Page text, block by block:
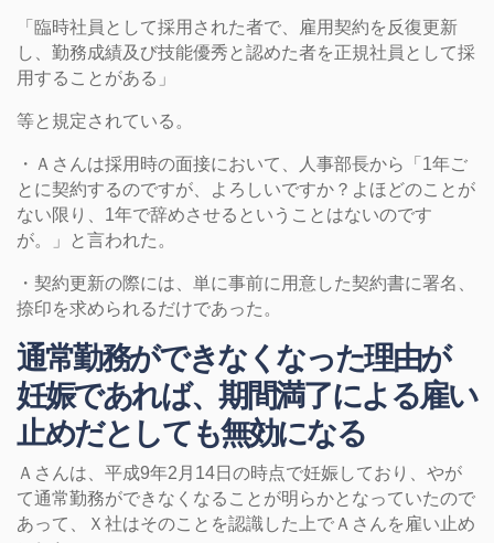
「臨時社員として採用された者で、雇用契約を反復更新
し、勤務成績及び技能優秀と認めた者を正規社員として採
用することがある」
等と規定されている。
・Ａさんは採用時の面接において、人事部長から「1年ご
とに契約するのですが、よろしいですか？よほどのことが
ない限り、1年で辞めさせるということはないのです
が。」と言われた。
・契約更新の際には、単に事前に用意した契約書に署名、
捺印を求められるだけであった。
通常勤務ができなくなった理由が
妊娠であれば、期間満了による雇い
止めだとしても無効になる
Ａさんは、平成9年2月14日の時点で妊娠しており、やが
て通常勤務ができなくなることが明らかとなっていたので
あって、Ｘ社はそのことを認識した上でＡさんを雇い止め